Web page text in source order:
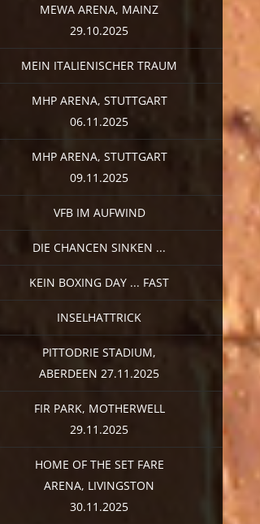
MEWA ARENA, MAINZ
29.10.2025
MEIN ITALIENISCHER TRAUM
MHP ARENA, STUTTGART
06.11.2025
MHP ARENA, STUTTGART
09.11.2025
VFB IM AUFWIND
DIE CHANCEN SINKEN ...
KEIN BOXING DAY ... FAST
INSELHATTRICK
PITTODRIE STADIUM,
ABERDEEN 27.11.2025
FIR PARK, MOTHERWELL
29.11.2025
HOME OF THE SET FARE
ARENA, LIVINGSTON
30.11.2025